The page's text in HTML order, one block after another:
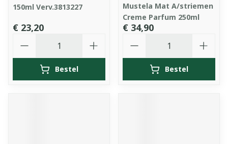
150ml Verv.3813227
€ 23,20
Bestel
Mustela Mat A/striemen
Creme Parfum 250ml
€ 34,90
Bestel